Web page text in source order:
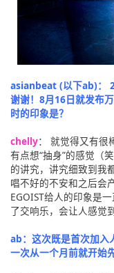
asianbeat (以下ab)：
谢谢！8月16日就发布
时的印象是？
chelly： 就觉得又有很
有点想“抽身”的感觉（
的讲究，讲究细致到我
唱不好的不安和之后会
EGOIST给人的印象是
了交响乐，会让人感觉
ab：这次既是首次加入
一次从一个月前就开始